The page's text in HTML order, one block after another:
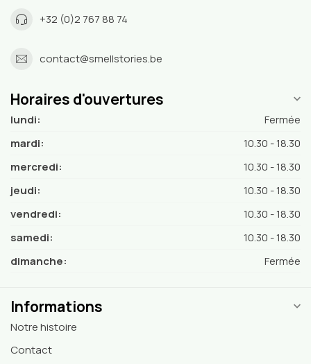
+32 (0)2 767 88 74
contact@smellstories.be
Horaires d'ouvertures
lundi:
Fermée
mardi:
10.30 - 18.30
mercredi:
10.30 - 18.30
jeudi:
10.30 - 18.30
vendredi:
10.30 - 18.30
samedi:
10.30 - 18.30
dimanche:
Fermée
Informations
Notre histoire
Contact